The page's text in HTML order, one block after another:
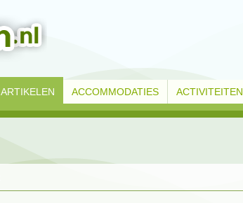
ARTIKELEN ACCOMMODATIES ACTIVITEITEN